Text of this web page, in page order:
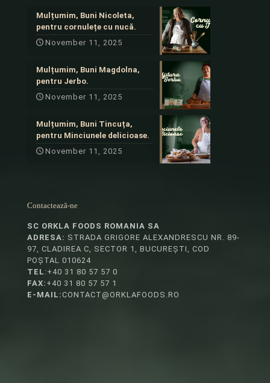
Mulțumim, Buni Nicoleta,
pentru cornulețe cu nucă.
November 11, 2025
Mulțumim, Buni Magdolna,
pentru Jerbo.
November 11, 2025
Mulțumim, Buni Tincuța,
pentru Minciunele delicioase.
November 11, 2025
Contactează-ne
SC ORKLA FOODS ROMANIA SA
ADRESA: STRADA GRIGORE ALEXANDRESCU NR. 89-
97, CLADIREA C, SECTOR 1, BUCUREȘTI, COD
POȘTAL 010624
TEL :+40 31 80 57 57 0
FAX: +40 31 80 57 57 1
E-MAIL:CONTACT@ORKLAFOODS.RO